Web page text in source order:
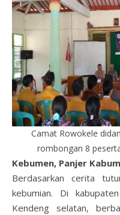
Camat Rowokele
rombongan 8
Kebumen, Panjer
Berdasarkan cerita
kebumian. Di
Kendeng selatan,